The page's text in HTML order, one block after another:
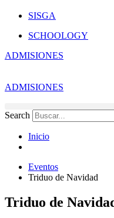
SISGA
SCHOOLOGY
ADMISIONES
ADMISIONES
Search
Inicio
Eventos
Triduo de Navidad
Triduo de